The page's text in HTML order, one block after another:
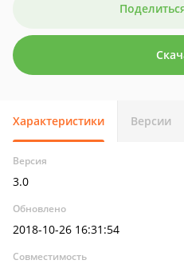
Характеристики Версии
Версия
3.0
Обновлено
2018-10-26 16:31:54
Совместимость